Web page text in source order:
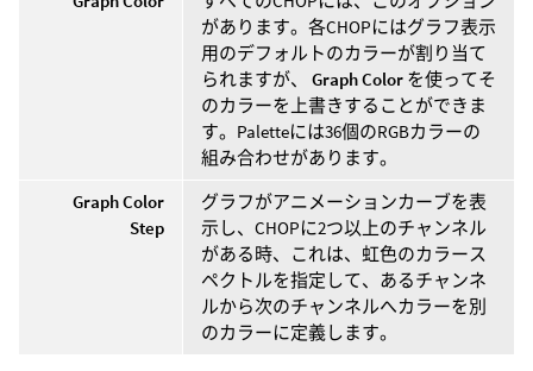
があります。各CHOPにはグラフ表示
用のデフォルトのカラーが割り当て
られますが、 Graph Color を使ってそ
のカラーを上書きすることができま
す。Paletteには36個のRGBカラーの
組み合わせがあります。
Graph Color
Step
グラフがアニメーションカーブを表
示し、CHOPに2つ以上のチャンネル
がある時、これは、虹色のカラース
ペクトルを指定して、あるチャンネ
ルから次のチャンネルへカラーを別
のカラーに定義します。